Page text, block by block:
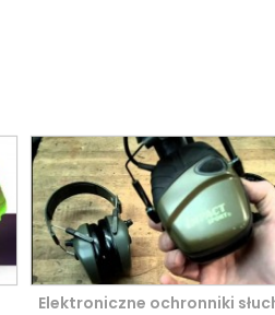
Elektroniczne ochronniki